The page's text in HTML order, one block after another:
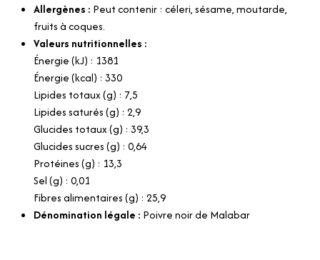
Allergènes : Peut contenir : céleri, sésame, moutarde,
fruits à coques.
Valeurs nutritionnelles :
Énergie (kJ) : 1381
Énergie (kcal) : 330
Lipides totaux (g) : 7,5
Lipides saturés (g) : 2,9
Glucides totaux (g) : 39,3
Glucides sucres (g) : 0,64
Protéines (g) : 13,3
Sel (g) : 0,01
Fibres alimentaires (g) : 25,9
Dénomination légale : Poivre noir de Malabar